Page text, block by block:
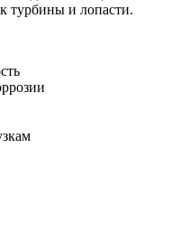
турбины и лопасти.